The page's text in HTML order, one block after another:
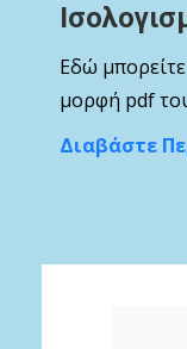
Εδώ μπορείτε
μορφή pdf
Διαβάστε